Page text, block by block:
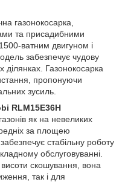
газонокосарка,
та присадибними
ватним двигуном і
забезпечує чудову
ділянках. Газонокосарка
пропонуючи
зусиль.
RLM15E36H
як на невеликих
за площею
стабільну роботу
обслуговуванні.
скошування, вона
так і для